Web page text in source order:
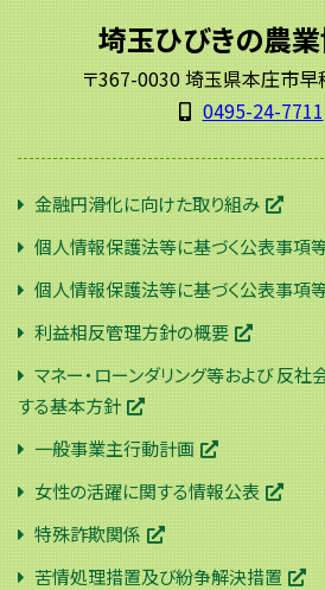
埼玉ひびきの農
〒367-0030 埼玉県本庄市
0495-24-7711
金融円滑化に向けた取り組み
個人情報保護法等に基づく公表事項
個人情報保護法等に基づく公表事項等
利益相反管理方針の概要
マネー・ローンダリング等および 反
する基本方針
一般事業主行動計画
女性の活躍に関する情報公表
特殊詐欺関係
苦情処理措置及び紛争解決措置